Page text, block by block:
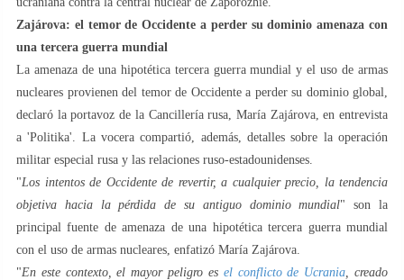
Zajárova: el temor de Occidente a perder su dominio amenaza con
una tercera guerra mundial
La amenaza de una hipotética tercera guerra mundial y el uso de armas
nucleares provienen del temor de Occidente a perder su dominio global,
declaró la portavoz de la Cancillería rusa, María Zajárova, en entrevista
a 'Politika'. La vocera compartió, además, detalles sobre la operación
militar especial rusa y las relaciones ruso-estadounidenses.
"Los intentos de Occidente de revertir, a cualquier precio, la tendencia
objetiva hacia la pérdida de su antiguo dominio mundial" son la
principal fuente de amenaza de una hipotética tercera guerra mundial
con el uso de armas nucleares, enfatizó María Zajárova.
"En este contexto, el mayor peligro es el conflicto de Ucrania , creado